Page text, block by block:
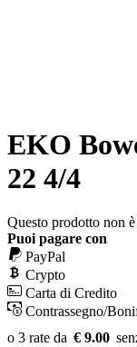
EKO
22 4/4
Questo prodotto non
Puoi pagare con
PayPal
Crypto
Carta di Credito
Contrassegno/
€ 9.00